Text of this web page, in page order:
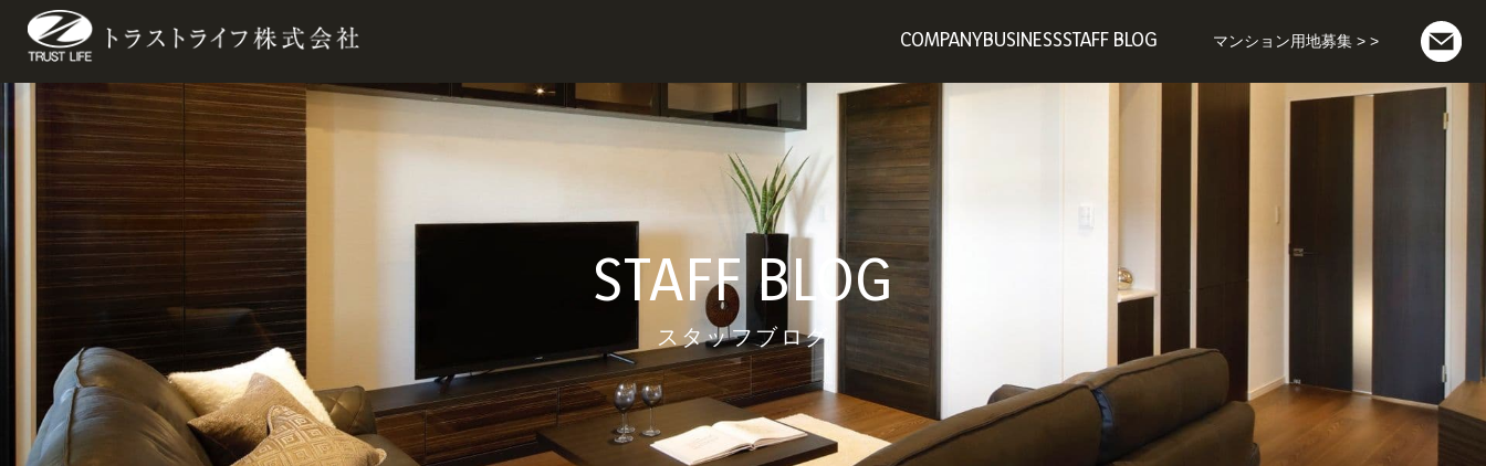
COMPANY
会社概要
企業理念
STAFF BLOG
BUSINESS
分譲マンション事業
戸建て事業
投資用アパート事業
STAFF BLOG マンション用地募集 > >
マンション用地募集
STAFF BLOG
スタッフブログ